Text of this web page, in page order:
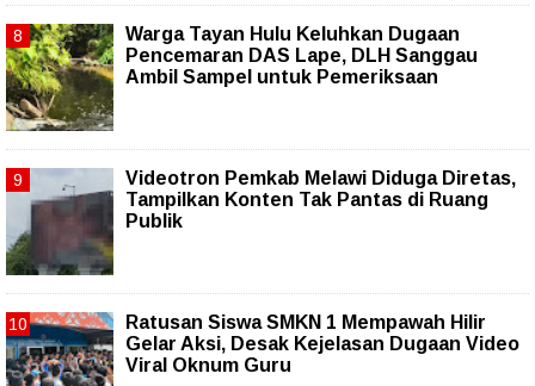
Warga Tayan Hulu Keluhkan Dugaan
Pencemaran DAS Lape, DLH Sanggau
Ambil Sampel untuk Pemeriksaan
Videotron Pemkab Melawi Diduga Diretas,
Tampilkan Konten Tak Pantas di Ruang
Publik
Ratusan Siswa SMKN 1 Mempawah Hilir
Gelar Aksi, Desak Kejelasan Dugaan Video
Viral Oknum Guru